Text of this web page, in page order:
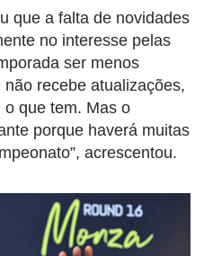
que a falta de novidades
no interesse pelas
ser menos
recebe atualizações,
que tem. Mas o
porque haverá muitas
acrescentou.